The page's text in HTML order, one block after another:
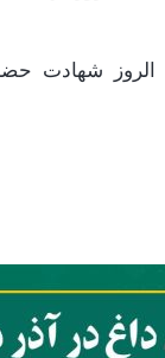
الروز شهادت